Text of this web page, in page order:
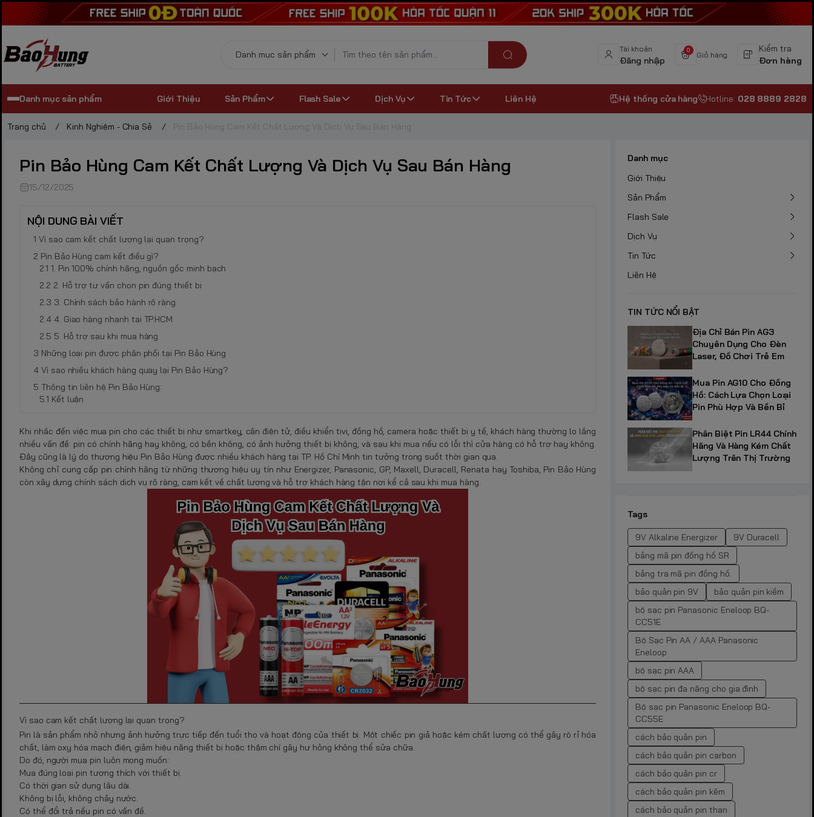
Tài khoản
Đăng nhập
0
Giỏ hàng
Kiểm tra
Đơn hàng
Danh mục sản phẩm Giới Thiệu Sản Phẩm Flash Sale Dịch Vụ Tin Tức Liên Hệ Hệ thống cửa hàng Hotline: 028 8889 2828
Trang chủ / Kinh Nghiệm - Chia Sẻ / Pin Bảo Hùng Cam Kết Chất Lượng Và Dịch Vụ Sau Bán Hàng
Pin Bảo Hùng Cam Kết Chất Lượng Và Dịch Vụ Sau Bán Hàng
15/12/2025
NỘI DUNG BÀI VIẾT
Vì sao cam kết chất lượng lại quan trọng?
Pin Bảo Hùng cam kết điều gì?
1. Pin 100% chính hãng, nguồn gốc minh bạch
2. Hỗ trợ tư vấn chọn pin đúng thiết bị
3. Chính sách bảo hành rõ ràng
4. Giao hàng nhanh tại TP.HCM
5. Hỗ trợ sau khi mua hàng
Những loại pin được phân phối tại Pin Bảo Hùng
Vì sao nhiều khách hàng quay lại Pin Bảo Hùng?
Thông tin liên hệ Pin Bảo Hùng:
Kết luận
Khi nhắc đến việc mua pin cho các thiết bị như smartkey, cân điện tử, điều khiển tivi, đồng hồ, camera hoặc thiết bị y tế, khách hàng thường lo lắng
nhiều vấn đề: pin có chính hãng hay không, có bền không, có ảnh hưởng thiết bị không, và sau khi mua nếu có lỗi thì cửa hàng có hỗ trợ hay không.
Đây cũng là lý do thương hiệu Pin Bảo Hùng được nhiều khách hàng tại TP. Hồ Chí Minh tin tưởng trong suốt thời gian qua.
Không chỉ cung cấp pin chính hãng từ những thương hiệu uy tín như Energizer, Panasonic, GP, Maxell, Duracell, Renata hay Toshiba, Pin Bảo Hùng
còn xây dựng chính sách dịch vụ rõ ràng, cam kết về chất lượng và hỗ trợ khách hàng tận nơi kể cả sau khi mua hàng.
Vì sao cam kết chất lượng lại quan trọng?
Pin là sản phẩm nhỏ nhưng ảnh hưởng trực tiếp đến tuổi thọ và hoạt động của thiết bị. Một chiếc pin giả hoặc kém chất lượng có thể gây rò rỉ hóa
chất, làm oxy hóa mạch điện, giảm hiệu năng thiết bị hoặc thậm chí gây hư hỏng không thể sửa chữa.
Do đó, người mua pin luôn mong muốn:
Mua đúng loại pin tương thích với thiết bị.
Có thời gian sử dụng lâu dài.
Không bị lỗi, không chảy nước.
Có thể đổi trả nếu pin có vấn đề.
Danh mục
Giới Thiệu
Sản Phẩm
Flash Sale
Dịch Vụ
Tin Tức
Liên Hệ
TIN TỨC NỔI BẬT
Địa Chỉ Bán Pin AG3
Chuyên Dụng Cho Đèn
Laser, Đồ Chơi Trẻ Em
Mua Pin AG10 Cho Đồng
Hồ: Cách Lựa Chọn Loại
Pin Phù Hợp Và Bền Bỉ
Phân Biệt Pin LR44 Chính
Hãng Và Hàng Kém Chất
Lượng Trên Thị Trường
Tags
9V Alkaline Energizer
9V Duracell
bảng mã pin đồng hồ SR
bảng tra mã pin đồng hồ.
bảo quản pin 9V
bảo quản pin kiềm
bộ sạc pin Panasonic Eneloop BQ-
CC51E
Bộ Sạc Pin AA / AAA Panasonic
Eneloop
bộ sạc pin AAA
bộ sạc pin đa năng cho gia đình
Bộ sạc pin Panasonic Eneloop BQ-
CC55E
cách bảo quản pin
cách bảo quản pin carbon
cách bảo quản pin cr
cách bảo quản pin kẽm
cách bảo quản pin than